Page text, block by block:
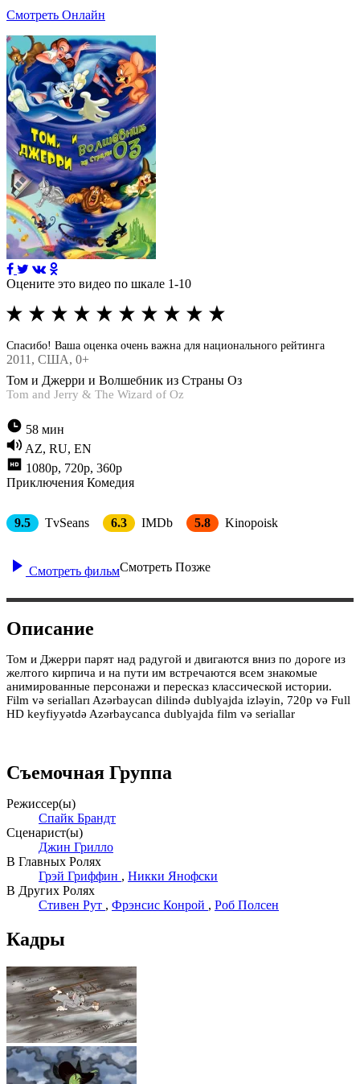
Смотреть Онлайн
Оцените это видео по шкале 1-10
Спасибо! Ваша оценка очень важна для национального рейтинга
2011 , США, 0+
Том и Джерри и Волшебник из Страны Оз
Tom and Jerry & The Wizard of Oz
58 мин
AZ, RU, EN
1080p, 720p, 360p
Приключения Комедия
9.5 TvSeans 6.3 IMDb 5.8 Kinopoisk
Смотреть фильмСмотреть Позже
Описание
Том и Джерри парят над радугой и двигаются вниз по дороге из
желтого кирпича и на пути им встречаются всем знакомые
анимированные персонажи и пересказ классической истории.
Film və serialları Azərbaycan dilində dublyajda izləyin, 720p və Full
HD keyfiyyətdə Azərbaycanca dublyajda film və seriallar
Съемочная Группа
Режиссер(ы)
Спайк Брандт
Сценарист(ы)
Джин Грилло
В Главных Ролях
Грэй Гриффин , Никки Янофски
В Других Ролях
Стивен Рут , Фрэнсис Конрой , Роб Полсен
Кадры